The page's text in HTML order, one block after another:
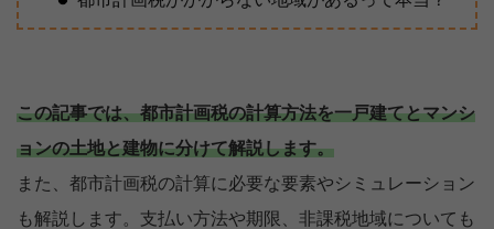
この記事では、都市計画税の計算方法を一戸建てとマンシ
ョンの土地と建物に分けて解説します。
また、都市計画税の計算に必要な要素やシミュレーション
も解説します。支払い方法や期限、非課税地域についても